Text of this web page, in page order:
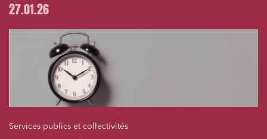
27.01.26
Services publics et collectivités